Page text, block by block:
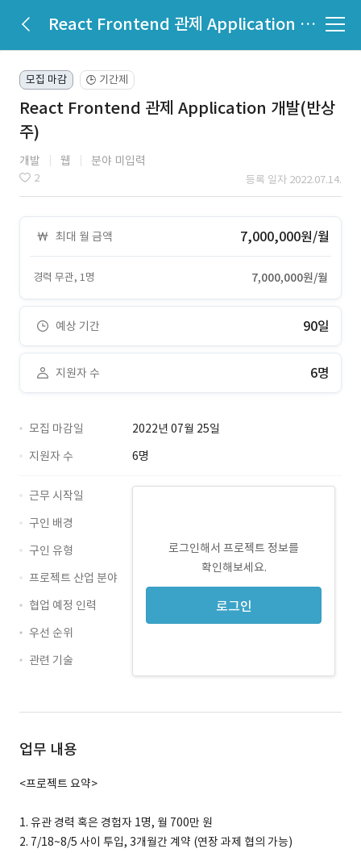
React Frontend 관제 Application 개발(반상주)
모집 마감 🕒 기간제
React Frontend 관제 Application 개발(반상
주)
개발 웹 분야 미입력
2 등록 일자 2022.07.14.
최대 월 금액 7,000,000원/월
경력 무관, 1명 7,000,000원/월
예상 기간 90일
지원자 수 6명
모집 마감일
2022년 07월 25일
지원자 수
6명
로그인해서 프로젝트 정보를
확인해보세요.
로그인
근무 시작일
구인 배경
구인 유형
프로젝트 산업 분야
협업 예정 인력
우선 순위
관련 기술
업무 내용
<프로젝트 요약>
1. 유관 경력 혹은 경험자 1명, 월 700만 원
2. 7/18~8/5 사이 투입, 3개월간 계약 (연장 과제 협의 가능)